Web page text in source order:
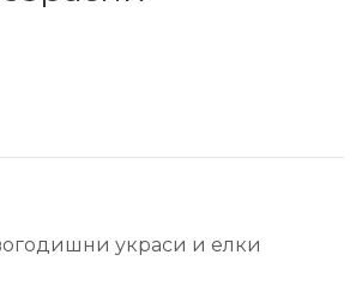
украси и елки